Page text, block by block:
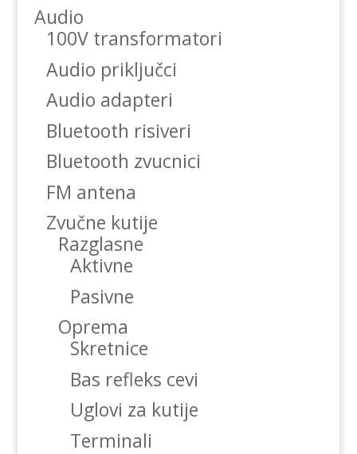
Audio
100V transformatori
Audio priključci
Audio adapteri
Bluetooth risiveri
Bluetooth zvucnici
FM antena
Zvučne kutije
Razglasne
Aktivne
Pasivne
Oprema
Skretnice
Bas refleks cevi
Uglovi za kutije
Terminali